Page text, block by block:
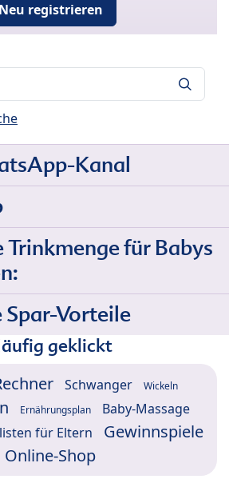
Neu registrieren
Kanal
für Babys
Spar-Vorteile
geklickt
Schwanger Wickeln
Ernährungsplan Baby-Massage
für Eltern
Gewinnspiele
Online-Shop